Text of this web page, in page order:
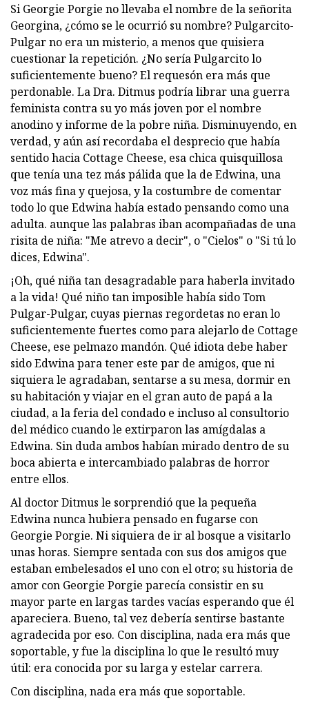
Si Georgie Porgie no llevaba el nombre de la señorita
Georgina, ¿cómo se le ocurrió su nombre? Pulgarcito-
Pulgar no era un misterio, a menos que quisiera
cuestionar la repetición. ¿No sería Pulgarcito lo
suficientemente bueno? El requesón era más que
perdonable. La Dra. Ditmus podría librar una guerra
feminista contra su yo más joven por el nombre
anodino y informe de la pobre niña. Disminuyendo, en
verdad, y aún así recordaba el desprecio que había
sentido hacia Cottage Cheese, esa chica quisquillosa
que tenía una tez más pálida que la de Edwina, una
voz más fina y quejosa, y la costumbre de comentar
todo lo que Edwina había estado pensando como una
adulta. aunque las palabras iban acompañadas de una
risita de niña: "Me atrevo a decir", o "Cielos" o "Si tú lo
dices, Edwina".
¡Oh, qué niña tan desagradable para haberla invitado
a la vida! Qué niño tan imposible había sido Tom
Pulgar-Pulgar, cuyas piernas regordetas no eran lo
suficientemente fuertes como para alejarlo de Cottage
Cheese, ese pelmazo mandón. Qué idiota debe haber
sido Edwina para tener este par de amigos, que ni
siquiera le agradaban, sentarse a su mesa, dormir en
su habitación y viajar en el gran auto de papá a la
ciudad, a la feria del condado e incluso al consultorio
del médico cuando le extirparon las amígdalas a
Edwina. Sin duda ambos habían mirado dentro de su
boca abierta e intercambiado palabras de horror
entre ellos.
Al doctor Ditmus le sorprendió que la pequeña
Edwina nunca hubiera pensado en fugarse con
Georgie Porgie. Ni siquiera de ir al bosque a visitarlo
unas horas. Siempre sentada con sus dos amigos que
estaban embelesados ​​el uno con el otro; su historia de
amor con Georgie Porgie parecía consistir en su
mayor parte en largas tardes vacías esperando que él
apareciera. Bueno, tal vez debería sentirse bastante
agradecida por eso. Con disciplina, nada era más que
soportable, y fue la disciplina lo que le resultó muy
útil: era conocida por su larga y estelar carrera.
Con disciplina, nada era más que soportable.